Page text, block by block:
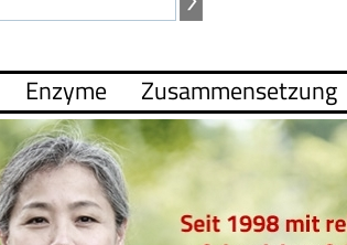
Enzyme Zusammensetzung